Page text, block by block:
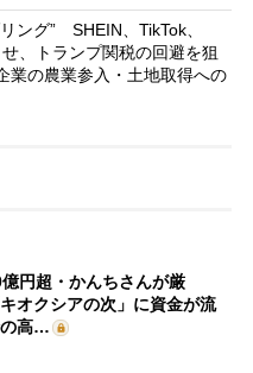
ング” SHEIN、TikTok、
、トランプ関税の回避を狙
の農業参入・土地取得への
億円超・かんちさんが厳
オクシアの次」に資金が流
の高…